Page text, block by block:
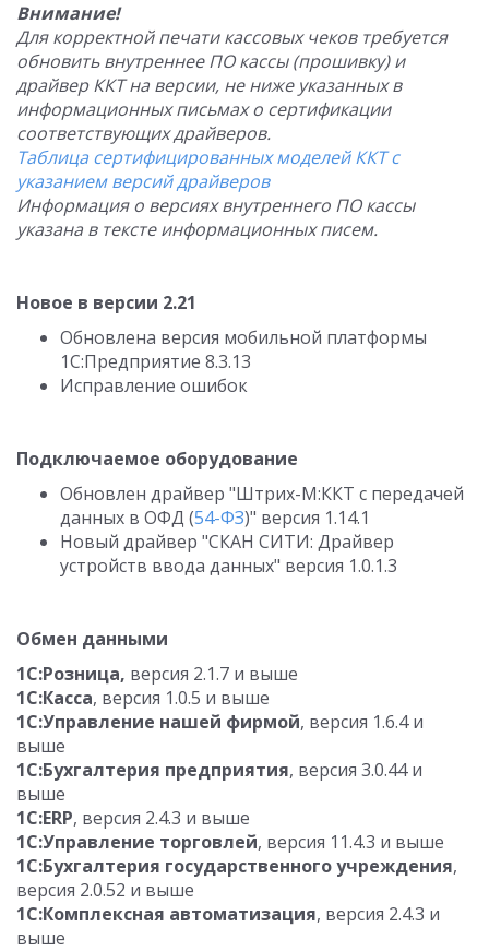
Внимание!
Для корректной печати кассовых чеков требуется
обновить внутреннее ПО кассы (прошивку) и
драйвер ККТ на версии, не ниже указанных в
информационных письмах о сертификации
соответствующих драйверов.
Таблица сертифицированных моделей ККТ с
указанием версий драйверов
Информация о версиях внутреннего ПО кассы
указана в тексте информационных писем.
Новое в версии 2.21
Обновлена версия мобильной платформы
1С:Предприятие 8.3.13
Исправление ошибок
Подключаемое оборудование
Обновлен драйвер "Штрих-М:ККТ с передачей
данных в ОФД (54-ФЗ)" версия 1.14.1
Новый драйвер "СКАН СИТИ: Драйвер
устройств ввода данных" версия 1.0.1.3
Обмен данными
1С:Розница, версия 2.1.7 и выше
1С:Касса, версия 1.0.5 и выше
1С:Управление нашей фирмой, версия 1.6.4 и
выше
1С:Бухгалтерия предприятия, версия 3.0.44 и
выше
1С:ERP, версия 2.4.3 и выше
1С:Управление торговлей, версия 11.4.3 и выше
1С:Бухгалтерия государственного учреждения,
версия 2.0.52 и выше
1С:Комплексная автоматизация, версия 2.4.3 и
выше